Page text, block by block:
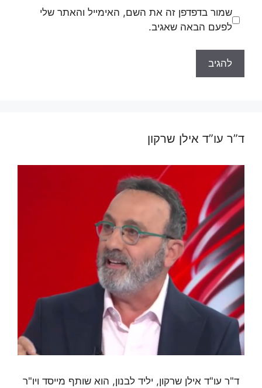
שמור בדפדפן זה את השם, האימייל והאתר שלי
לפעם הבאה שאגיב.
ד”ר עו”ד אילן שרקון
ד"ר עו"ד אילן שרקון, יליד לבנון, הוא שותף מייסד ויו"ר